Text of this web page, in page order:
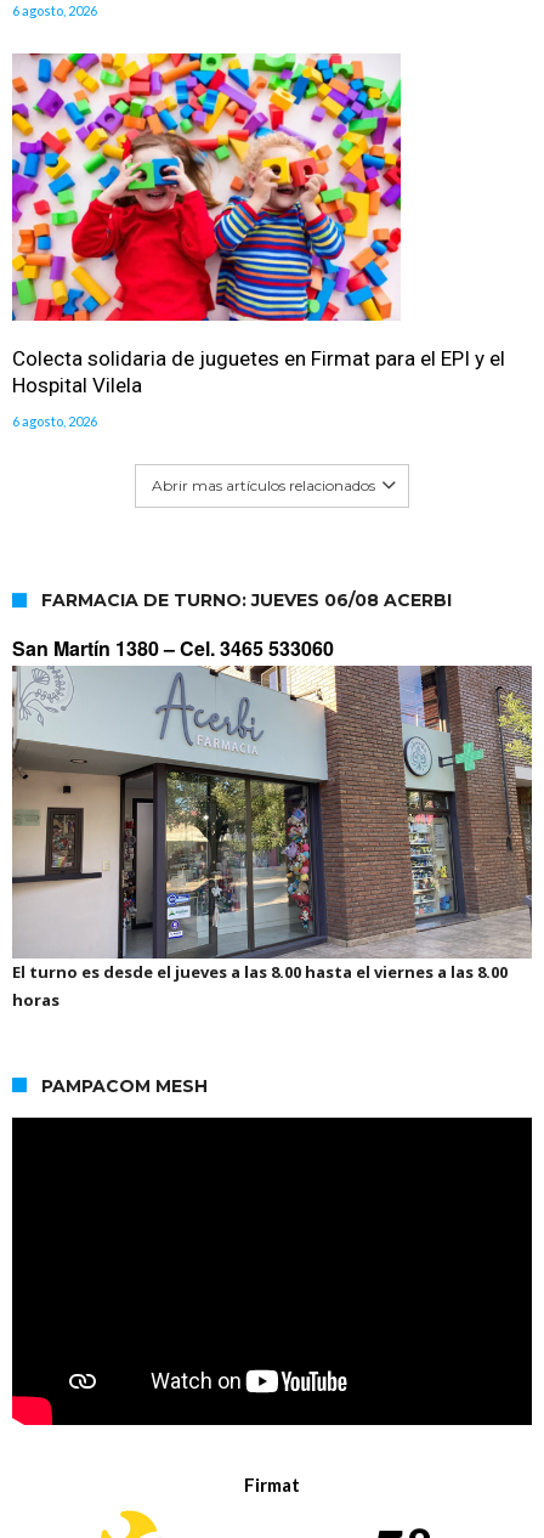
6 agosto, 2026
Colecta solidaria de juguetes en Firmat para el EPI y el
Hospital Vilela
6 agosto, 2026
Abrir mas artículos relacionados
FARMACIA DE TURNO: JUEVES 06/08 ACERBI
San Martín 1380 –Cel. 3465 533060
El turno es desde el jueves a las 8.00 hasta el viernes a las 8.00
horas
PAMPACOM MESH
Firmat